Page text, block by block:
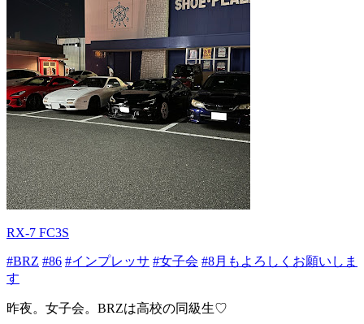
RX-7 FC3S
#BRZ #86 #インプレッサ #女子会 #8月もよろしくお願いしま
す
昨夜。女子会。BRZは高校の同級生♡